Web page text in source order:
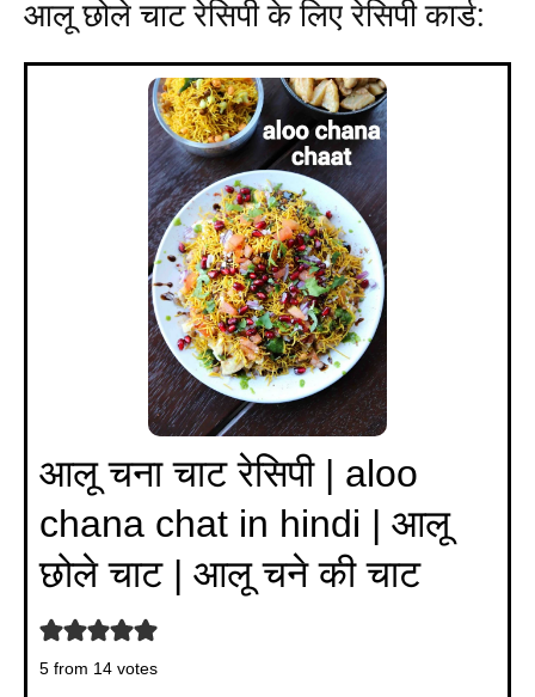
आलू छोले चाट रेसिपी के लिए रेसिपी कार्ड:
आलू चना चाट रेसिपी | aloo
chana chat in hindi | आलू
छोले चाट | आलू चने की चाट
5 from 14 votes